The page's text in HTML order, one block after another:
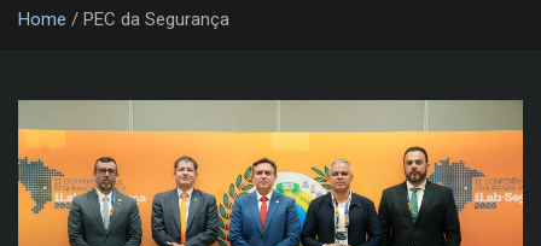
Home PEC da Segurança